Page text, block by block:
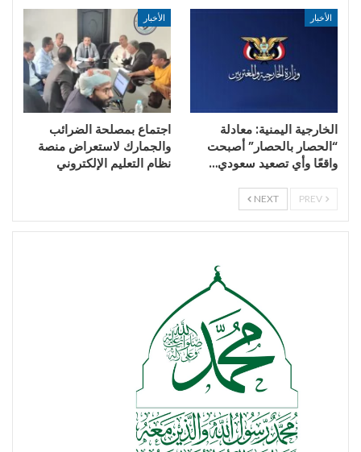
الأخبار
الخارجية اليمنية: معادلة
“الحصار بالحصار” أصبحت
واقعًا وأي تصعيد سعودي…
الأخبار
اجتماع بمصلحة الضرائب
والجمارك لاستعراض منصة
نظام التعليم الإلكتروني
NEXT